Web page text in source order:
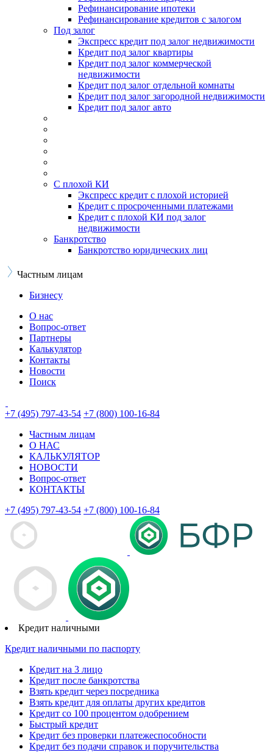
Рефинансирование ипотеки
Рефинансирование кредитов с залогом
Под залог
Экспресс кредит под залог недвижимости
Кредит под залог квартиры
Кредит под залог коммерческой
недвижимости
Кредит под залог отдельной комнаты
Кредит под залог загородной недвижимости
Кредит под залог авто
С плохой КИ
Экспресс кредит с плохой историей
Кредит с просроченными платежами
Кредит с плохой КИ под залог
недвижимости
Банкротство
Банкротство юридических лиц
Частным лицам
Бизнесу
О нас
Вопрос-ответ
Партнеры
Калькулятор
Контакты
Новости
Поиск
+7 (495) 797-43-54 +7 (800) 100-16-84
Частным лицам
О НАС
КАЛЬКУЛЯТОР
НОВОСТИ
Вопрос-ответ
КОНТАКТЫ
+7 (495) 797-43-54 +7 (800) 100-16-84
Кредит наличными
Кредит наличными по паспорту
Кредит на 3 лицо
Кредит после банкротства
Взять кредит через посредника
Взять кредит для оплаты других кредитов
Кредит со 100 процентом одобрением
Быстрый кредит
Кредит без проверки платежеспособности
Кредит без подачи справок и поручительства